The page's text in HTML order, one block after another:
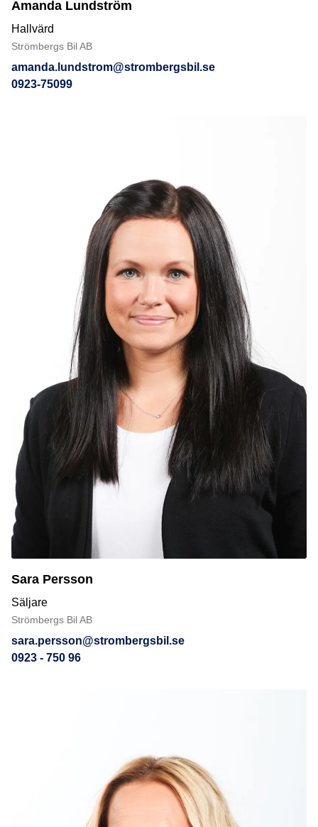
Amanda Lundström
Hallvärd
Strömbergs Bil AB
amanda.lundstrom@strombergsbil.se
0923-75099
Sara Persson
Säljare
Strömbergs Bil AB
sara.persson@strombergsbil.se
0923 - 750 96